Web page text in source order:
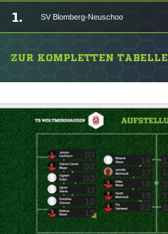
1. SV Blomberg-Neuschoo
ZUR KOMPLETTEN TABELLE